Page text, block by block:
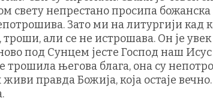
свету непрестано просипа
Зато ми на литургији кад
али се не истрошава. Он је увек
под Сунцем јесте Господ наш
трошила његова блага, она су
правда Божија, која остаје вечно.